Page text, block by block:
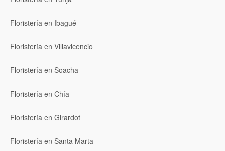
Floristería en Ibagué
Floristería en Villavicencio
Floristería en Soacha
Floristería en Chía
Floristería en Girardot
Floristería en Santa Marta